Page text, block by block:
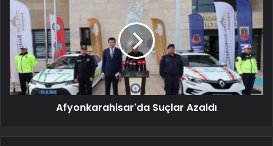
Afyonkarahisar'da Suçlar Azaldı